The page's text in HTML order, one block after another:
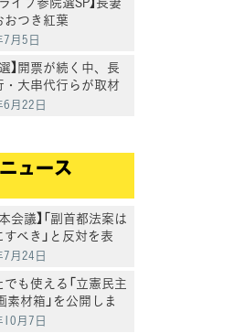
つき紅葉
月5日
】開票が続く中、長
・大串代行らが取材
る月22日
ュース
会議】「副首都法案は
べき」と反対を表
紀子議員
月24日
でも使える「立憲民主
素材箱」を公開しま
月7日